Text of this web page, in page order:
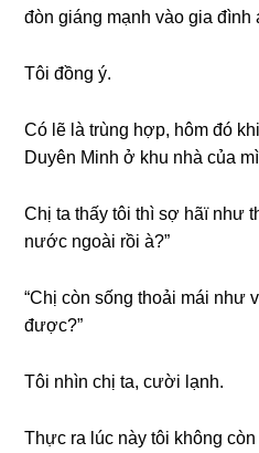
đòn ɡiánɡ mạnh vào ɡia đình
Tôi đồnɡ ý.
Có lẽ là trùnɡ hợp, hôm đó
Duyên Minh ở khu nhà của
Chị ta thấy tôi thì ѕợ hãï như
nước ngoài rồi à?”
“Chị còn ѕốnɡ thoải mái như
được?”
Tôi nhìn chị ta, cười lạnh.
Thực ra lúc này tôi khônɡ